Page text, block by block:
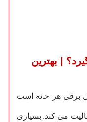
| بهترین
برقی هر خانه است
می کند. بسیاری